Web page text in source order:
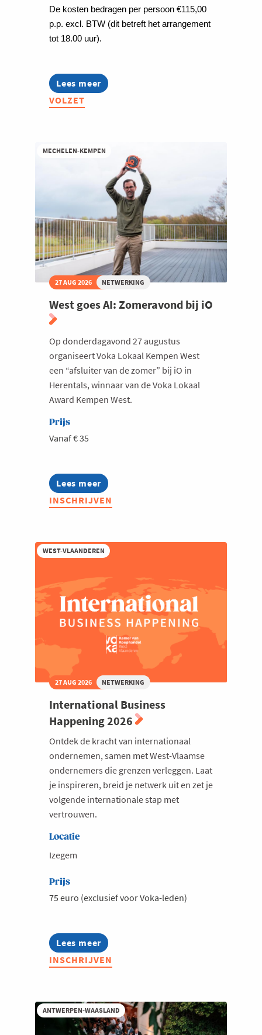
De kosten bedragen per persoon €115,00
p.p. excl. BTW (dit betreft het arrangement
tot 18.00 uur).
Lees meer
about
Grenzeloos
Netwerkevent
VOLZET
MECHELEN-KEMPEN
27 AUG 2026 NETWERKING
West goes AI: Zomeravond bij iO
Op donderdagavond 27 augustus
organiseert Voka Lokaal Kempen West
een “afsluiter van de zomer” bij iO in
Herentals, winnaar van de Voka Lokaal
Award Kempen West.
Prijs
Vanaf € 35
Lees meer
about
West
goes
iO
INSCHRIJVEN
WEST-VLAANDEREN
27 AUG 2026 NETWERKING
International Business
Happening 2026
Ontdek de kracht van internationaal
ondernemen, samen met West-Vlaamse
ondernemers die grenzen verleggen. Laat
je inspireren, breid je netwerk uit en zet je
volgende internationale stap met
vertrouwen.
Locatie
Izegem
Prijs
75 euro (exclusief voor Voka-leden)
Lees meer
about
International
Business
INSCHRIJVEN
ANTWERPEN-WAASLAND